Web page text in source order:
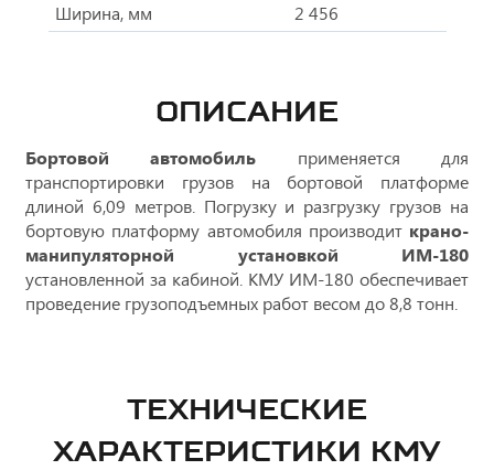
Ширина, мм 2 456
ОПИСАНИЕ
Бортовой автомобиль применяется для
транспортировки грузов на бортовой платформе
длиной 6,09 метров. Погрузку и разгрузку грузов на
бортовую платформу автомобиля производит крано-
манипуляторной установкой ИМ-180
установленной за кабиной. КМУ ИМ-180 обеспечивает
проведение грузоподъемных работ весом до 8,8 тонн.
ТЕХНИЧЕСКИЕ
ХАРАКТЕРИСТИКИ КМУ